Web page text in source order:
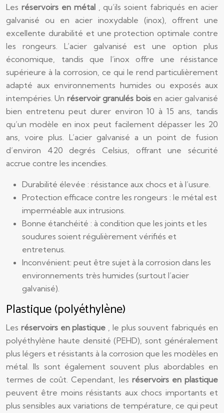
Les réservoirs en métal , qu’ils soient fabriqués en acier
galvanisé ou en acier inoxydable (inox), offrent une
excellente durabilité et une protection optimale contre
les rongeurs. L’acier galvanisé est une option plus
économique, tandis que l’inox offre une résistance
supérieure à la corrosion, ce qui le rend particulièrement
adapté aux environnements humides ou exposés aux
intempéries. Un réservoir granulés bois en acier galvanisé
bien entretenu peut durer environ 10 à 15 ans, tandis
qu’un modèle en inox peut facilement dépasser les 20
ans, voire plus. L’acier galvanisé a un point de fusion
d’environ 420 degrés Celsius, offrant une sécurité
accrue contre les incendies.
Durabilité élevée : résistance aux chocs et à l’usure.
Protection efficace contre les rongeurs : le métal est
imperméable aux intrusions.
Bonne étanchéité : à condition que les joints et les
soudures soient régulièrement vérifiés et
entretenus.
Inconvénient: peut être sujet à la corrosion dans les
environnements très humides (surtout l’acier
galvanisé).
Plastique (polyéthylène)
Les réservoirs en plastique , le plus souvent fabriqués en
polyéthylène haute densité (PEHD), sont généralement
plus légers et résistants à la corrosion que les modèles en
métal. Ils sont également souvent plus abordables en
termes de coût. Cependant, les réservoirs en plastique
peuvent être moins résistants aux chocs importants et
plus sensibles aux variations de température, ce qui peut